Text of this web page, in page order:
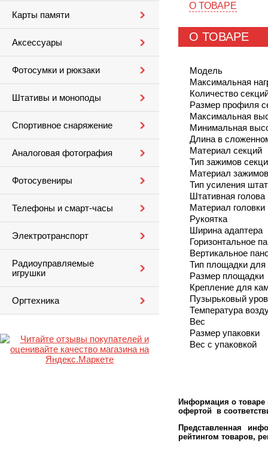
Карты памяти
Аксессуары
Фотосумки и рюкзаки
Штативы и моноподы
Спортивное снаряжение
Аналоговая фотография
Фотосувениры
Телефоны и смарт-часы
Электротранспорт
Радиоуправляемые
игрушки
Оргтехника
О ТОВАРЕ
О ТОВАРЕ
Модель
Максимальная
Количество
Размер профиля
Максимальная
Минимальная
Длина в
Материал секций
Тип зажимов
Материал зажимов
Тип усиления
Штативная голова
Материал головки
Рукоятка
Ширина адаптера
Горизонтальное
Вертикальное
Тип площадки
Размер площадки
Крепление для
Пузырьковый
Температура
Вес
Размер упаковки
Вес с упаковкой
Информация о товаре
офертой в
Представленная
рейтингом товаров,